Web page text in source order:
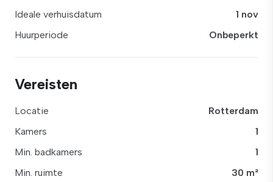
Ideale verhuisdatum
1 nov
Huurperiode
Onbeperkt
Vereisten
Locatie
Rotterdam
Kamers
1
Min. badkamers
1
Min. ruimte
30 m²